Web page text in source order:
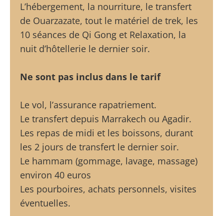
L’hébergement, la nourriture, le transfert
de Ouarzazate, tout le matériel de trek, les
10 séances de Qi Gong et Relaxation, la
nuit d’hôtellerie le dernier soir.
Ne sont pas inclus dans le tarif
Le vol, l’assurance rapatriement.
Le transfert depuis Marrakech ou Agadir.
Les repas de midi et les boissons, durant
les 2 jours de transfert le dernier soir.
Le hammam (gommage, lavage, massage)
environ 40 euros
Les pourboires, achats personnels, visites
éventuelles.